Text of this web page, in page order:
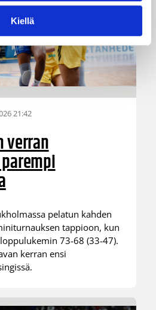
Kiellä
21:42
verran
pelatun kahden
tappioon, kun
73-68 (33-47).
kerran ensi